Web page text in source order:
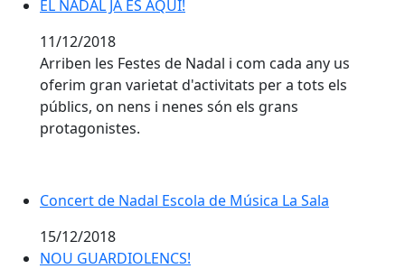
EL NADAL JA ÉS AQUÍ!
EL NADAL JA ÉS AQUÍ!
11/12/2018
Arriben les Festes de Nadal i com cada any us
oferim gran varietat d'activitats per a tots els
públics, on nens i nenes són els grans
protagonistes.
Concert de Nadal Escola de Música La Sala
Concert de Nadal Escola de Música La Sala
15/12/2018
NOU GUARDIOLENCS!
NOU GUARDIOLENCS!